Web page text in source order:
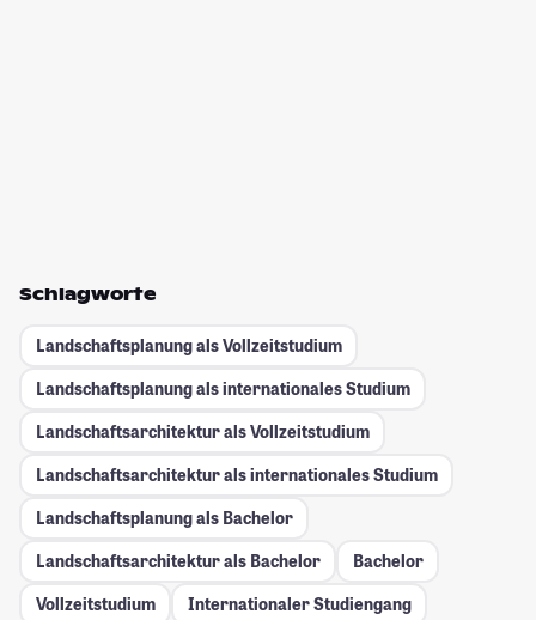
Schlagworte
Landschaftsplanung als Vollzeitstudium
Landschaftsplanung als internationales Studium
Landschaftsarchitektur als Vollzeitstudium
Landschaftsarchitektur als internationales Studium
Landschaftsplanung als Bachelor
Landschaftsarchitektur als Bachelor
Bachelor
Vollzeitstudium
Internationaler Studiengang